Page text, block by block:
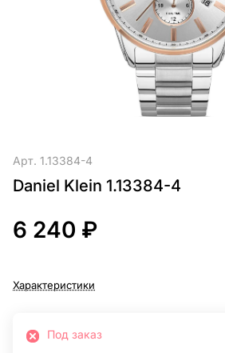
Арт. 1.13384-4
Daniel Klein 1.13384-4
6 240 ₽
Характеристики
Под заказ